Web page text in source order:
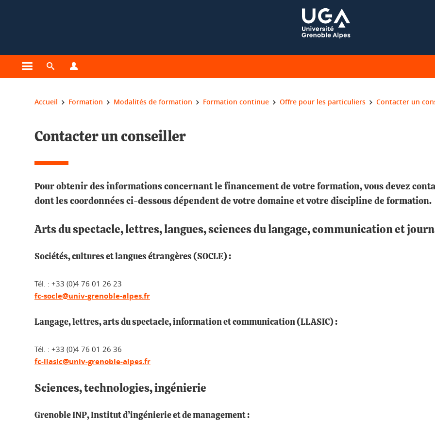
Ouvrir le menu principal
Ouvrir le moteur de recherche
Vous êtes ici :
Accueil Formation Modalités de formation Formation continue Offre pour les particuliers Contacter un
Contacter un conseiller
Pour obtenir des informations concernant le financement de votre formation, vous devez
dont les coordonnées ci-dessous dépendent de votre domaine et votre discipline de formation.
Arts du spectacle, lettres, langues, sciences du langage, communication et
Sociétés, cultures et langues étrangères (SOCLE) :
Tél. : +33 (0)4 76 01 26 23
fc-socle@univ-grenoble-alpes.fr
Langage, lettres, arts du spectacle, information et communication (LLASIC) :
Tél. : +33 (0)4 76 01 26 36
fc-llasic@univ-grenoble-alpes.fr
Sciences, technologies, ingénierie
Grenoble INP, Institut d’ingénierie et de management :